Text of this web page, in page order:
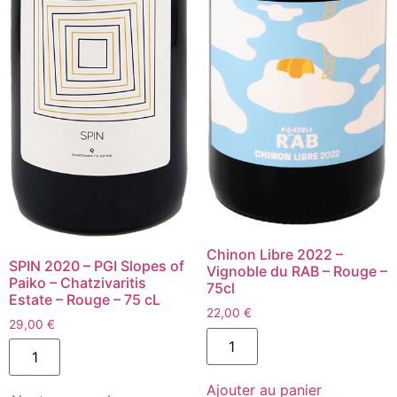
SPIN 2020 – PGI Slopes of
Paiko – Chatzivaritis
Estate – Rouge – 75 cL
29,00 €
quantité
SPIN
Chinon Libre 2022 –
Vignoble du RAB – Rouge –
75cl
22,00 €
quantité
Chinon
2022
Ajouter au panier